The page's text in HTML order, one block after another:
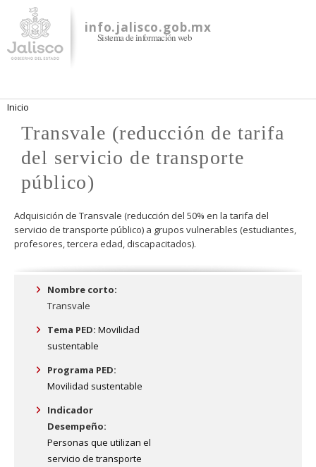
contenido
principal
info.jalisco.gob.mx
Sistema de información web
Se encuentra usted aquí
Inicio
Transvale (reducción de tarifa
del servicio de transporte
público)
Adquisición de Transvale (reducción del 50% en la tarifa del
servicio de transporte público) a grupos vulnerables (estudiantes,
profesores, tercera edad, discapacitados).
Nombre corto:
Transvale
Tema PED: Movilidad
sustentable
Programa PED:
Movilidad sustentable
Indicador
Desempeño:
Personas que utilizan el
servicio de transporte